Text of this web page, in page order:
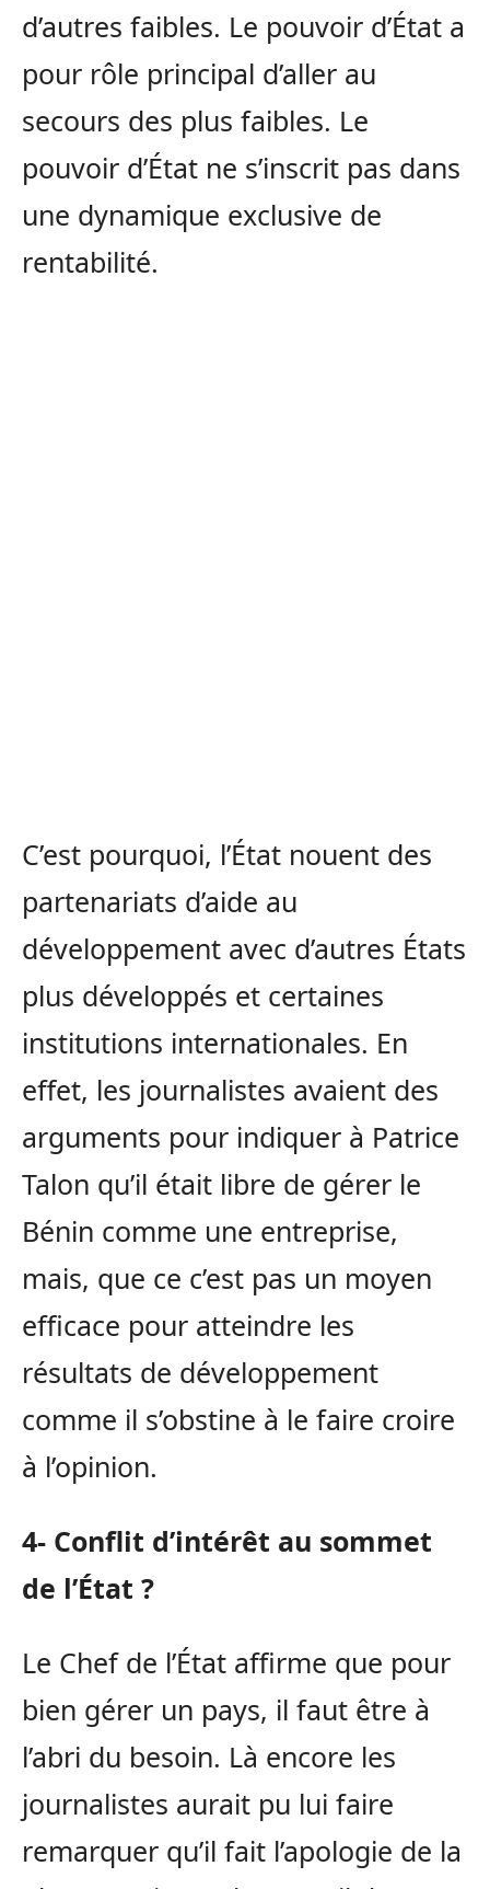
d’autres faibles. Le pouvoir d’État a
pour rôle principal d’aller au
secours des plus faibles. Le
pouvoir d’État ne s’inscrit pas dans
une dynamique exclusive de
rentabilité.
C’est pourquoi, l’État nouent des
partenariats d’aide au
développement avec d’autres États
plus développés et certaines
institutions internationales. En
effet, les journalistes avaient des
arguments pour indiquer à Patrice
Talon qu’il était libre de gérer le
Bénin comme une entreprise,
mais, que ce c’est pas un moyen
efficace pour atteindre les
résultats de développement
comme il s’obstine à le faire croire
à l’opinion.
4- Conflit d’intérêt au sommet
de l’État ?
Le Chef de l’État affirme que pour
bien gérer un pays, il faut être à
l’abri du besoin. Là encore les
journalistes aurait pu lui faire
remarquer qu’il fait l’apologie de la